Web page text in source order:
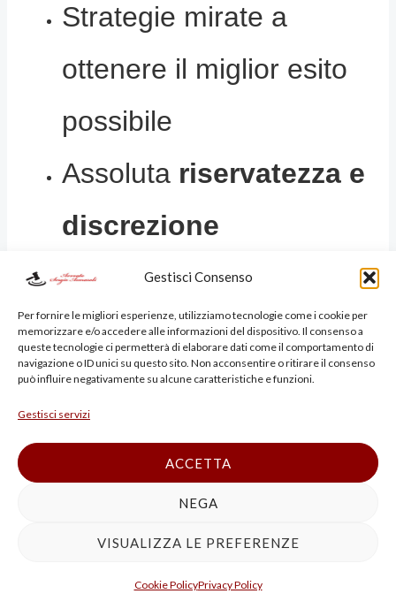
Gestisci Consenso
Per fornire le migliori esperienze, utilizziamo tecnologie come i cookie per
memorizzare e/o accedere alle informazioni del dispositivo. Il consenso a
queste tecnologie ci permetterà di elaborare dati come il comportamento di
navigazione o ID unici su questo sito. Non acconsentire o ritirare il consenso
può influire negativamente su alcune caratteristiche e funzioni.
Gestisci servizi
ACCETTA
NEGA
VISUALIZZA LE PREFERENZE
Cookie PolicyPrivacy Policy
Strategie mirate a
ottenere il miglior esito
possibile
Assoluta riservatezza e
discrezione
Legale Penalista Bologna
Centro
Il nostro studio riceve su
Bologna, a pochi passi dal